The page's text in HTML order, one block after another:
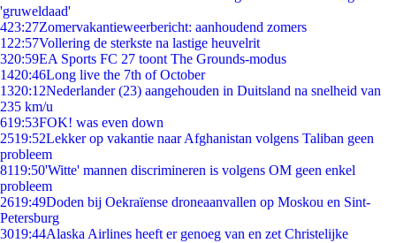
'gruweldaad'
423:27Zomervakantieweerbericht: aanhoudend zomers
1 22:57Vollering de sterkste na lastige heuvelrit
320:59EA Sports FC 27 toont The Grounds-modus
1420:46Long live the 7th of October
1320:12Nederlander (23) aangehouden in Duitsland na snelheid van
235 km/u
619:53FOK! was even down
2519:52Lekker op vakantie naar Afghanistan volgens Taliban geen
probleem
8119:50'Witte' mannen discrimineren is volgens OM geen enkel
probleem
2619:49Doden bij Oekraïense droneaanvallen op Moskou en Sint-
Petersburg
3019:44Alaska Airlines heeft er genoeg van en zet Christelijke